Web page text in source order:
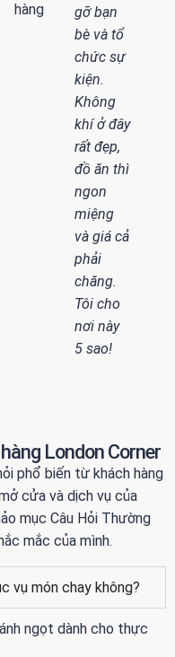
hàng
gỡ bạn
bè và tổ
chức sự
kiện.
Không
khí ở đây
rất đẹp,
đồ ăn thì
ngon
miệng
và giá cả
phải
chăng.
Tôi cho
nơi này
5 sao!
London Corner
phổ biến từ khách hàng
cửa và dịch vụ của
mục Câu Hỏi Thường
mắc của mình.
vụ món chay không?
ngọt dành cho thực